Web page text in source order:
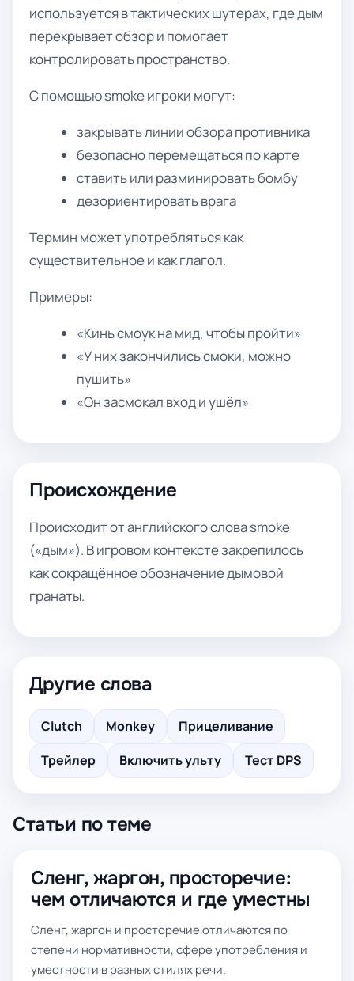
используется в тактических шутерах, где дым
перекрывает обзор и помогает
контролировать пространство.
С помощью smoke игроки могут:
закрывать линии обзора противника
безопасно перемещаться по карте
ставить или разминировать бомбу
дезориентировать врага
Термин может употребляться как
существительное и как глагол.
Примеры:
«Кинь смоук на мид, чтобы пройти»
«У них закончились смоки, можно
пушить»
«Он засмокал вход и ушёл»
Происхождение
Происходит от английского слова smoke
(«дым»). В игровом контексте закрепилось
как сокращённое обозначение дымовой
гранаты.
Другие слова
Clutch Monkey
Прицеливание
Трейлер
Включить ульту Тест DPS
Статьи по теме
Сленг, жаргон, просторечие:
чем отличаются и где уместны
Сленг, жаргон и просторечие отличаются по
степени нормативности, сфере употребления и
уместности в разных стилях речи.